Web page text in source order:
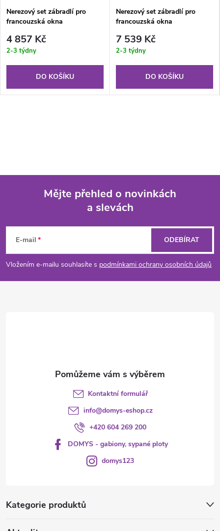
Nerezový set zábradlí pro
francouzská okna
120 cm
4 857 Kč
2-3 týdny
DO KOŠÍKU
Nerezový set zábradlí pro
francouzská okna
150 cm
7 539 Kč
2-3 týdny
DO KOŠÍKU
p
a
Mějte přehled o novinkách
a slevách
E-mail
Vložením e-mailu souhlasíte s podmínkami ochrany osobních údajů
ODEBÍRAT
Kategorie produktů
Kontaktní formulář
info@domys-eshop.cz
+420 604 269 200
DOMYS - gabiony, sypané ploty
domys123